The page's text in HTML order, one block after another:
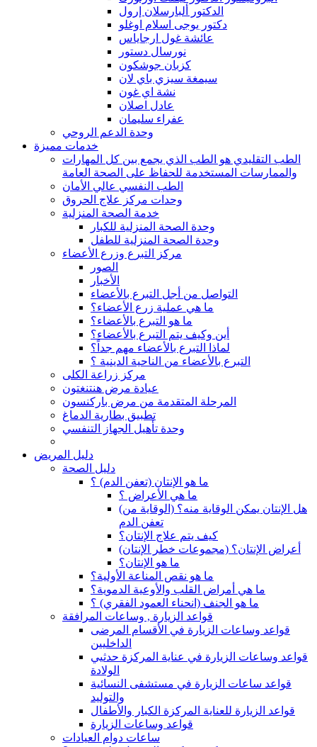
الدكتور ألبارسلان إرول
دكتور يوجى اسلام اوغلو
عائشة غول ارجاياس
نورسال دستور
كزبان جوشكون
سيمغة سيزي باي لان
نشة اي غون
عادل اصلان
عفراء سليمان
وحدة الدعم الروحي
خدمات مميزة
الطب التقليدي هو الطب الذي يجمع بين كل المهارات
والممارسات المستخدمة للحفاظ على الصحة العامة
الطب النفسي عالي الأمان
وحدات مركز علاج الحروق
خدمة الصحة المنزلية
وحدة الصحة المنزلية للكبار
وحدة الصحة المنزلية للطفل
مركز التبرع وزرع الأعضاء
الصور
الأخبار
التواصل من أجل التبرع بالأعضاء
ما هي عملية زرع الأعضاء؟
ما هو التبرع بالأعضاء؟
أين وكيف يتم التبرع بالأعضاء؟
لماذا التبرع بالأعضاء مهم جداً؟
التبرع بالأعضاء من الناحية الدينية ؟
مركز زراعة الكلى
عيادة مرض هنتنغتون
المرحلة المتقدمة من مرض باركنسون
تطبيق بطارية الدماغ
وحدة تأهيل الجهاز التنفسي
دليل المريض
دليل الصحة
ما هو الإنتان (تعفن الدم) ؟
ما هي الأعراض ؟
(هل الإنتان يمكن الوقاية منه؟ (الوقاية من
تعفن الدم
كيف يتم علاج الإنتان؟
(أعراض الإنتان؟ (مجموعات خطر الإنتان
ما هو الإنتان؟
ما هو نقص المناعة الأولية؟
ما هي أمراض القلب والأوعية الدموية؟
ما هو الجنف (انحناء العمود الفقري) ؟
قواعد الزيارة , وساعات المرافقة
قواعد وساعات الزيارة في الأقسام المرضى
الداخليين
قواعد وساعات الزيارة في عناية المركزة حدثيي
الولادة
قواعد ساعات الزيارة في مستشفى النسائية
والتوليد
قواعد الزيارة للعناية المركزة الكبار والأطفال
قواعد وساعات الزيارة
ساعات دوام العيادات